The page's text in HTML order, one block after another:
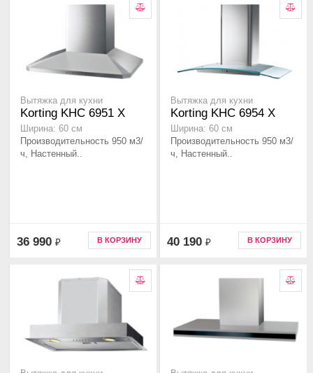
Вытяжка для кухни
Korting KHC 6951 X
Ширина: 60 см
Производительность 950 м3/
ч, Настенный..
36 990 ₽ В КОРЗИНУ
Вытяжка для кухни
Korting KHC 6954 X
Ширина: 60 см
Производительность 950 м3/
ч, Настенный..
40 190 ₽ В КОРЗИНУ